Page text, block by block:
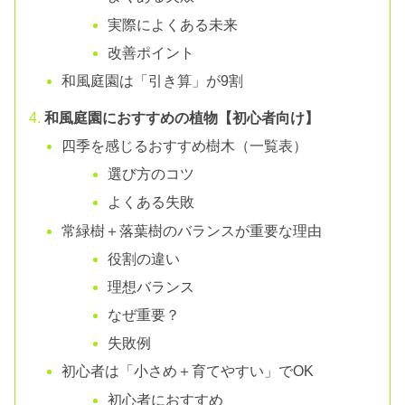
実際によくある未来
改善ポイント
和風庭園は「引き算」が9割
和風庭園におすすめの植物【初心者向け】
四季を感じるおすすめ樹木（一覧表）
選び方のコツ
よくある失敗
常緑樹＋落葉樹のバランスが重要な理由
役割の違い
理想バランス
なぜ重要？
失敗例
初心者は「小さめ＋育てやすい」でOK
初心者におすすめ